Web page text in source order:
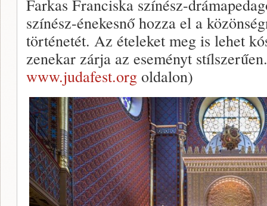
Farkas Franciska színész-
színész-énekesnő hozza el a
történetét. Az ételeket meg is lehet
zenekar zárja az eseményt
www.judafest.org oldalon)